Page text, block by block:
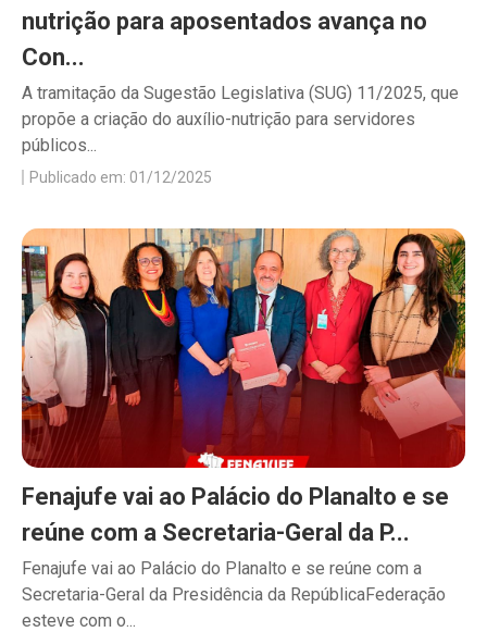
nutrição para aposentados avança no
Con...
A tramitação da Sugestão Legislativa (SUG) 11/2025, que
propõe a criação do auxílio-nutrição para servidores
públicos...
Publicado em: 01/12/2025
Fenajufe vai ao Palácio do Planalto e se
reúne com a Secretaria-Geral da P...
Fenajufe vai ao Palácio do Planalto e se reúne com a
Secretaria-Geral da Presidência da RepúblicaFederação
esteve com o...